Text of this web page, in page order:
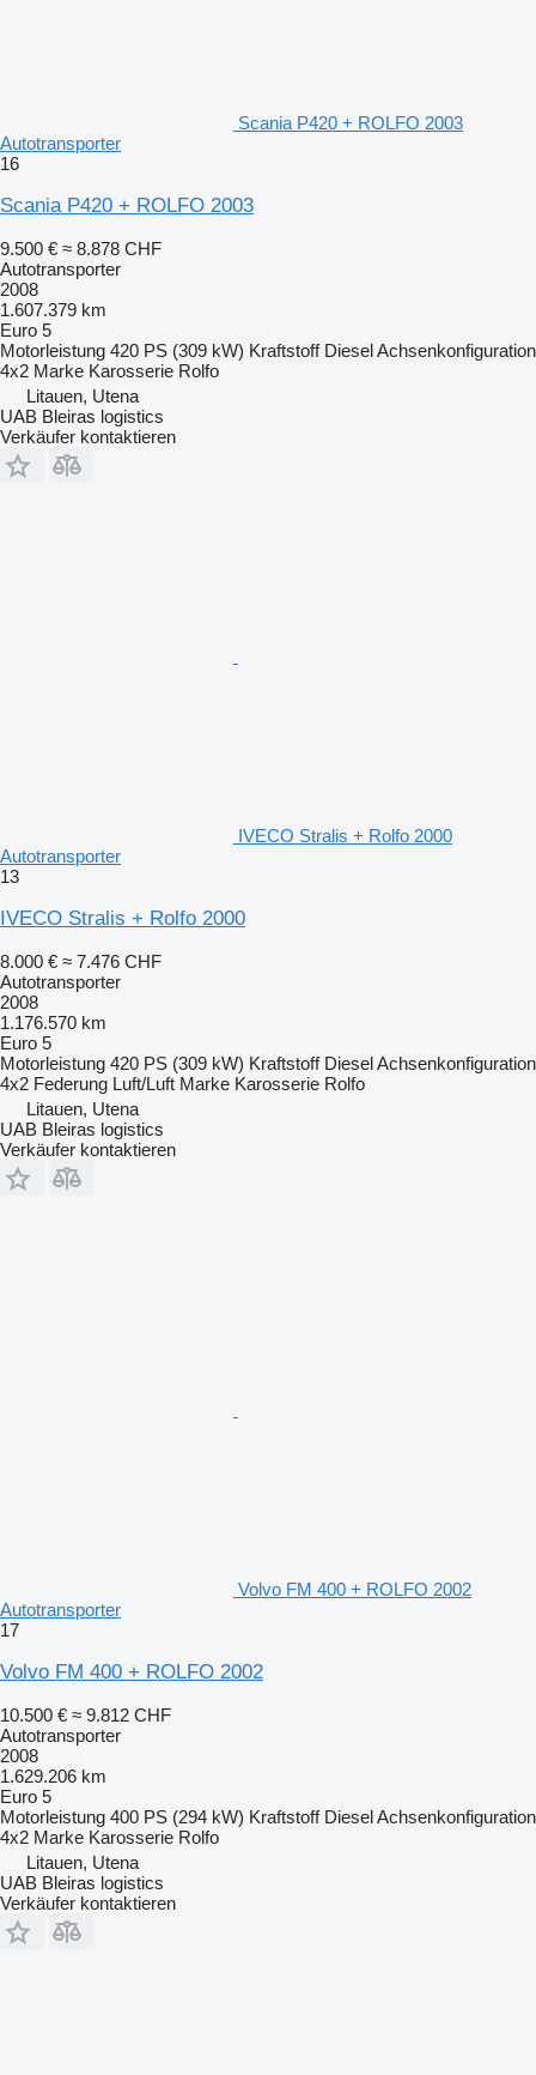
Scania P420 + ROLFO 2003
Autotransporter
16
Scania P420 + ROLFO 2003
9.500 € ≈ 8.878 CHF
Autotransporter
2008
1.607.379 km
Euro 5
Motorleistung 420 PS (309 kW) Kraftstoff DieselAchsenkonfiguration
4x2 Marke Karosserie Rolfo
Litauen, Utena
UAB Bleiras logistics
Verkäufer kontaktieren
IVECO Stralis + Rolfo 2000
Autotransporter
13
IVECO Stralis + Rolfo 2000
8.000 € ≈ 7.476 CHF
Autotransporter
2008
1.176.570 km
Euro 5
Motorleistung 420 PS (309 kW) Kraftstoff DieselAchsenkonfiguration
4x2 Federung Luft/Luft Marke Karosserie Rolfo
Litauen, Utena
UAB Bleiras logistics
Verkäufer kontaktieren
Volvo FM 400 + ROLFO 2002
Autotransporter
17
Volvo FM 400 + ROLFO 2002
10.500 € ≈ 9.812 CHF
Autotransporter
2008
1.629.206 km
Euro 5
Motorleistung 400 PS (294 kW) Kraftstoff DieselAchsenkonfiguration
4x2 Marke Karosserie Rolfo
Litauen, Utena
UAB Bleiras logistics
Verkäufer kontaktieren